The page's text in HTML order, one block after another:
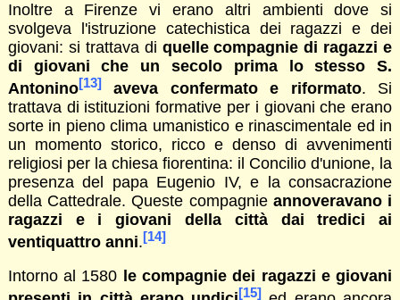
Inoltre a Firenze vi erano altri ambienti dove si
svolgeva l'istruzione catechistica dei ragazzi e dei
giovani: si trattava di quelle compagnie di ragazzi e
di giovani che un secolo prima lo stesso S.
Antonino[13] aveva confermato e riformato. Si
trattava di istituzioni formative per i giovani che erano
sorte in pieno clima umanistico e rinascimentale ed in
un momento storico, ricco e denso di avvenimenti
religiosi per la chiesa fiorentina: il Concilio d'unione, la
presenza del papa Eugenio IV, e la consacrazione
della Cattedrale. Queste compagnie annoveravano i
ragazzi e i giovani della città dai tredici ai
ventiquattro anni.[14]
Intorno al 1580 le compagnie dei ragazzi e giovani
[15]